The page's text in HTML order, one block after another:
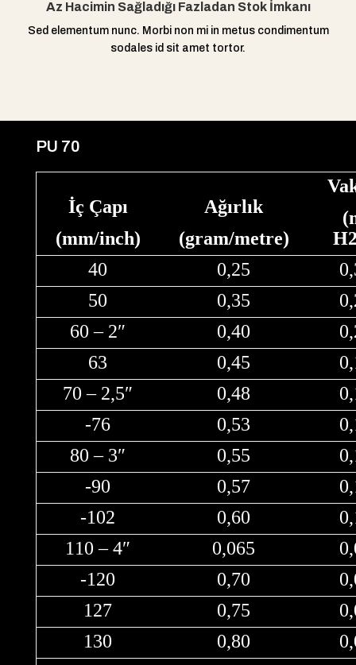
Az Hacimin Sağladığı Fazladan Stok İmkanı
Sed elementum nunc. Morbi non mi in metus condimentum
sodales id sit amet tortor.
PU 70
İç Çapı
(mm/inch)
Ağırlık
(gram/metre)
40
0,25
50
0,35
60 – 2″
0,40
63
0,45
70 – 2,5″
0,48
-76
0,53
80 – 3″
0,55
-90
0,57
-102
0,60
110 – 4″
0,065
-120
0,70
127
0,75
130
0,80